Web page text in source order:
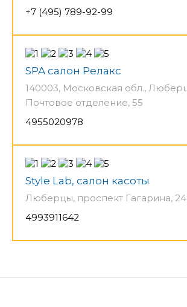
+7 (495) 789-92-99
SPA салон Релакс
140003, Московская обл.,
Почтовое отделение, 55
4955020978
Style Lab, салон касоты
Люберцы, проспект Гагарина,
4993911642